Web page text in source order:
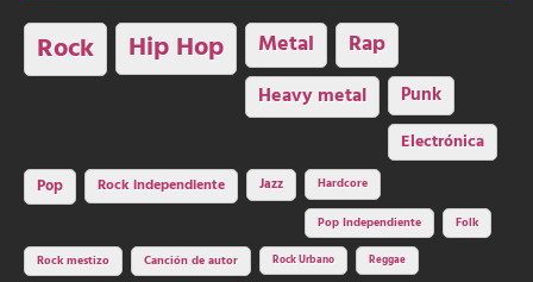
Rock Hip Hop Metal Rap
Heavy metal Punk
Electrónica
Pop Rock independiente Jazz Hardcore
Pop Independiente Folk
Rock mestizo Canción de autor Rock Urbano Reggae